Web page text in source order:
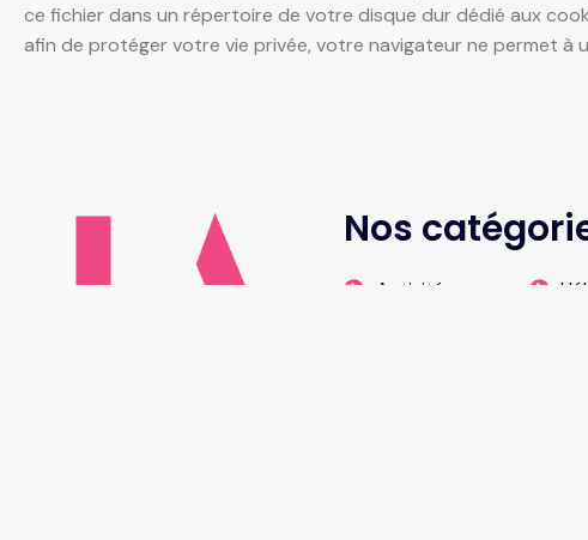
ce fichier dans un répertoire de votre disque dur dédié aux
afin de protéger votre vie privée, votre navigateur ne permet à
Nos
Activités